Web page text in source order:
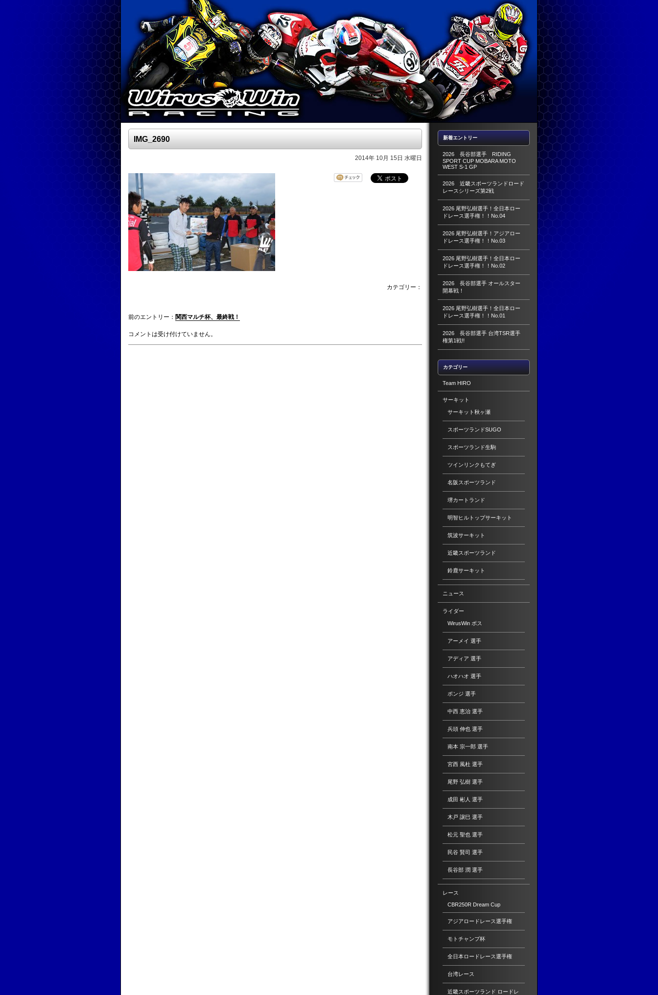
IMG_2690
2014年 10月 15日 水曜日
カテゴリー：
前のエントリー： 関西マルチ杯、最終戦！
コメントは受け付けていません。
新着エントリー
2026 長谷部選手 RIDING
SPORT CUP MOBARA MOTO
WEST S-1 GP
2026 近畿スポーツランドロード
レースシリーズ第2戦
2026 尾野弘樹選手！全日本ロー
ドレース選手権！！No.04
2026 尾野弘樹選手！アジアロー
ドレース選手権！！No.03
2026 尾野弘樹選手！全日本ロー
ドレース選手権！！No.02
2026 長谷部選手 オールスター
開幕戦！
2026 尾野弘樹選手！全日本ロー
ドレース選手権！！No.01
2026 長谷部選手 台湾TSR選手
権第1戦!!
カテゴリー
Team HIRO
サーキット
サーキット秋ヶ瀬
スポーツランドSUGO
スポーツランド生駒
ツインリンクもてぎ
名阪スポーツランド
堺カートランド
明智ヒルトップサーキット
筑波サーキット
近畿スポーツランド
鈴鹿サーキット
ニュース
ライダー
WirusWin ボス
アーメイ 選手
アディア 選手
ハオハオ 選手
ポンジ 選手
中西 恵治 選手
兵頭 伸也 選手
南本 宗一郎 選手
宮西 風杜 選手
尾野 弘樹 選手
成田 彬人 選手
木戸 譲巳 選手
松元 聖也 選手
民谷 賢司 選手
長谷部 潤 選手
レース
CBR250R Dream Cup
アジアロードレース選手権
モトチャンプ杯
全日本ロードレース選手権
台湾レース
近畿スポーツランド ロードレ